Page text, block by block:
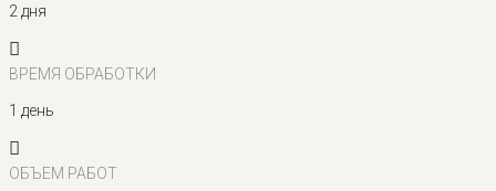
2 дня
ВРЕМЯ ОБРАБОТКИ
1 день
ОБЪЕМ РАБОТ